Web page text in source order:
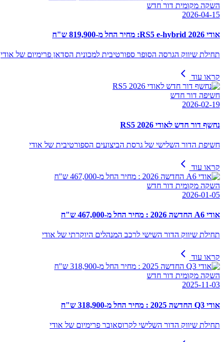
השקה מקומית דור חדש
2026-04-15
אודי RS5 e-hybrid 2026: מחיר החל מ-819,900 ש"ח
תחילת שיווק הגרסה הסופר ספורטיבית למכונית הסדאן פרימיום של אודי
קראו עוד
חשיפה דור חדש
2026-02-19
נחשף דור חדש לאודי RS5 2026
חשיפת הדור השלישי של גרסת הביצועים הספורטיבית של אודי
קראו עוד
השקה מקומית דור חדש
2026-01-05
אודי A6 החדשה 2026 : מחיר החל מ-467,000 ש"ח
תחילת שיווק הדור השישי לרכב המנהלים היוקרתי של אודי
קראו עוד
השקה מקומית דור חדש
2025-11-03
אודי Q3 החדשה 2025 : מחיר החל מ-318,900 ש"ח
תחילת שיווק הדור השלישי לקרוסאובר פרימיום של אודי